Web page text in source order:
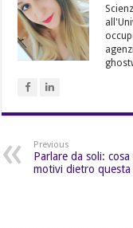
Previous
Parlare da soli:
motivi dietro